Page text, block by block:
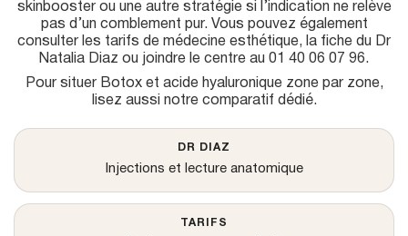
skinbooster ou une autre stratégie si l’indication ne relève
pas d’un comblement pur. Vous pouvez également
consulter les tarifs de médecine esthétique, la fiche du
Dr
Natalia Diaz ou joindre le centre au 01 40 06 07 96.
Pour situer Botox et acide hyaluronique zone par zone,
lisez aussi
notre comparatif dédié.
DR DIAZ
Injections et lecture anatomique
TARIFS